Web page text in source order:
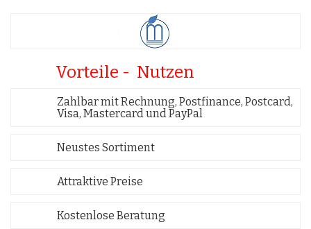
Vorteile - Nutzen
Zahlbar mit Rechnung, Postfinance, Postcard,
Visa, Mastercard und PayPal
Neustes Sortiment
Attraktive Preise
Kostenlose Beratung